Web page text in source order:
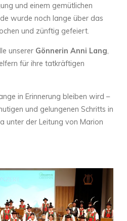
und einem gemütlichen
wurde noch lange über das
und zünftig gefeiert.
unserer Gönnerin Anni Lang,
für ihre tatkräftigen
in Erinnerung bleiben wird –
und gelungenen Schritts in
unter der Leitung von Marion